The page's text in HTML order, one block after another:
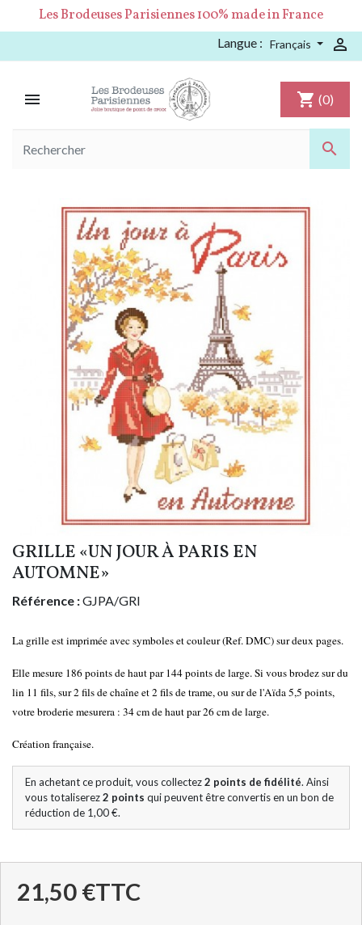
Les Brodeuses Parisiennes 100% made in France
Langue : Français 


shopping_cart (0)
GRILLE «UN JOUR À PARIS EN
AUTOMNE»
Référence :GJPA/GRI
La grille est imprimée avec symboles et couleur (Ref. DMC) sur deux pages.
Elle mesure 186 points de haut par 144 points de large. Si vous brodez sur du
lin 11 fils, sur 2 fils de chaîne et 2 fils de trame, ou sur de l'Aïda 5,5 points,
votre broderie mesurera : 34 cm de haut par 26 cm de large.
Création française.
En achetant ce produit, vous collectez2 points de fidélité. Ainsi
vous totaliserez2 points qui peuvent être convertis en un bon de
réduction de 1,00 €.
21,50 €TTC